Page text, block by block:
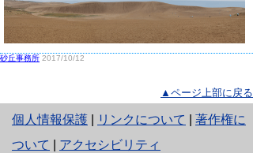
砂丘事務所 2017/10/12
▲ページ上部に戻る
個人情報保護
と
り
リンクについて
著作権に
ついて
アクセシビリティ